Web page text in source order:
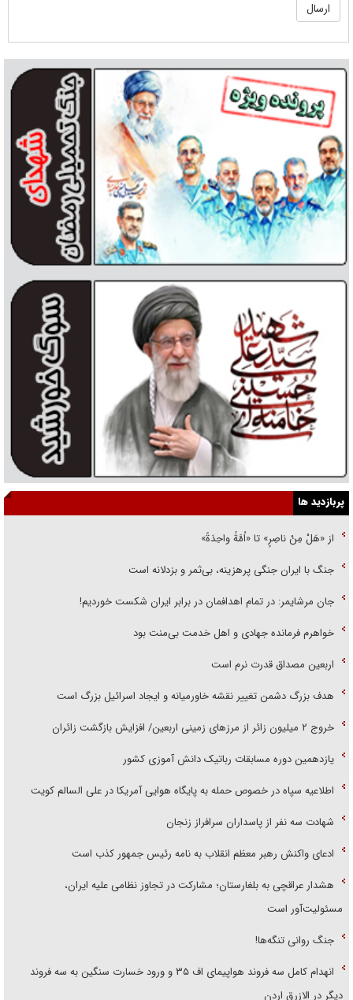
پربازدید ها
از «هَلْ مِنْ ناصِرٍ» تا «اُمَّةً واحِدَةً»
جنگ با ایران جنگی پرهزینه، بی‌ثمر و بزدلانه است
جان مرشایمر: در تمام اهدافمان در برابر ایران شکست خوردیم!
خواهرم فرمانده جهادی و اهل خدمت بی‌منت بود
اربعین مصداق قدرت نرم است
هدف بزرگ دشمن تغییر نقشه خاورمیانه و ایجاد اسرائیل بزرگ است
‌خروج ۲ میلیون زائر از مرز‌های زمینی اربعین/ افزایش بازگشت زائران
یازدهمین دوره مسابقات رباتیک دانش آموزی کشور
اطلاعیه سپاه در خصوص حمله به پایگاه هوایی آمریکا در علی السالم کویت
شهادت سه نفر از پاسداران سرافراز زنجان
ادعای واکنش رهبر معظم انقلاب به نامه رئیس جمهور کذب است
هشدار عراقچی به بلغارستان؛ مشارکت در تجاوز نظامی علیه ایران،
مسئولیت‌آور است
جنگ روانی تنگه‌ها!
انهدام کامل سه فروند هواپیمای اف ۳۵ و ورود خسارت سنگین به سه فروند
دیگر در الازرق اردن